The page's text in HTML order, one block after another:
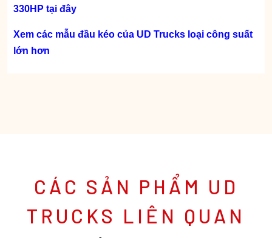
330HP tại đây
Xem các mẫu đầu kéo của UD Trucks loại công suất
lớn hơn
CÁC SẢN PHẨM UD
TRUCKS LIÊN QUAN